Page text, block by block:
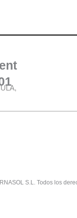
S.L. Todos los